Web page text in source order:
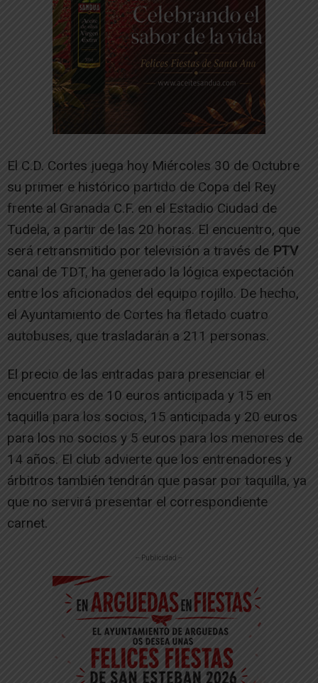
El C.D. Cortes juega hoy Miércoles 30 de Octubre
su primer e histórico partido de Copa del Rey
frente al Granada C.F. en el Estadio Ciudad de
Tudela, a partir de las 20 horas. El encuentro, que
será retransmitido por televisión a través de PTV
canal de TDT, ha generado la lógica expectación
entre los aficionados del equipo rojillo. De hecho,
el Ayuntamiento de Cortes ha fletado cuatro
autobuses, que trasladarán a 211 personas.
El precio de las entradas para presenciar el
encuentro es de 10 euros anticipada y 15 en
taquilla para los socios, 15 anticipada y 20 euros
para los no socios y 5 euros para los menores de
14 años. El club advierte que los entrenadores y
árbitros también tendrán que pasar por taquilla, ya
que no servirá presentar el correspondiente
carnet.
-- Publicidad --